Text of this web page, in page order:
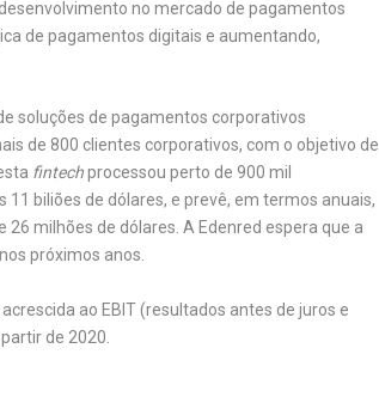
no mercado de pagamentos
de pagamentos digitais e aumentando,
soluções de pagamentos corporativos
de 800 clientes corporativos, com o objetivo de
fintechprocessou perto de 900 mil
biliões de dólares, e prevê, em termos anuais,
milhões de dólares. A Edenred espera que a
próximos anos.
ao EBIT (resultados antes de juros e
de 2020.